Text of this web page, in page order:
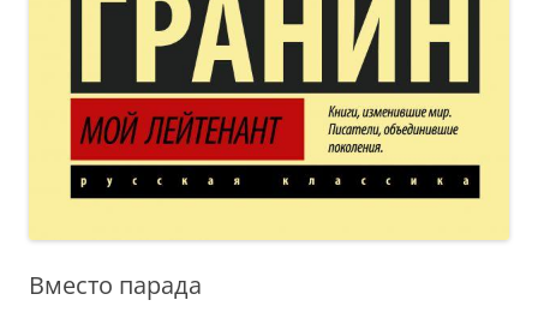
Вместо парада